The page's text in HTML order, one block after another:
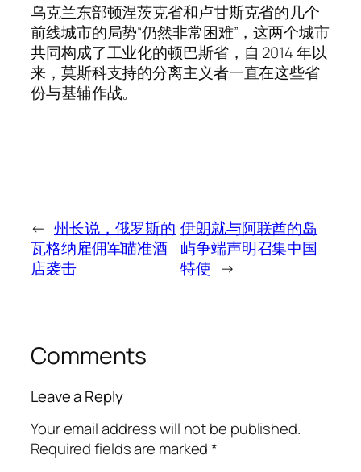
乌克兰东部顿涅茨克省和卢甘斯克省的几个
前线城市的局势“仍然非常困难”，这两个城市
共同构成了工业化的顿巴斯省，自 2014 年以
来，莫斯科支持的分离主义者一直在这些省
份与基辅作战。
← 州长说，俄罗斯的
瓦格纳雇佣军瞄准酒
店袭击
伊朗就与阿联酋的岛
屿争端声明召集中国
特使 →
Comments
Leave a Reply
Your email address will not be published.
Required fields are marked*